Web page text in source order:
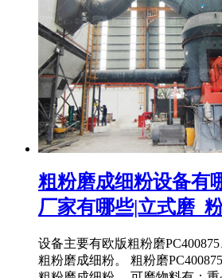
粗粉磨成细粉设备有
厂家有哪些|立式磨_
设备主要有欧版粗粉磨
粗粉磨成细粉。 粗粉磨